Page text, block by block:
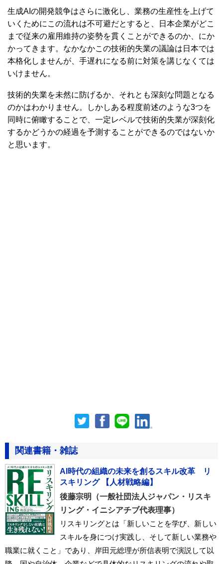
生成AIの開発競争はさらに激化し、業務の生産性を上げて
いくためにこの流れは不可避だとすると、日本企業がどこ
まで従来の雇用維持の姿勢を貫くことができるのか、にか
かってきます。なかなかこの技術的失業の議論は日本では
本格化しませんが、手遅れになる前に対策を講じなくては
いけません。
技術的失業を未然に防げるか、それとも深刻な問題となる
のかはわかりません。しかしある程度前述のような3つを
同時に俯瞰することで、一定レベルで技術的失業が深刻化
するかどうかの経過を予測することができるのではないか
と思います。
関連書籍・雑誌
AI時代の組織の未来を創るスキル改革 リ
スキリング 【人材戦略編】
後藤宗明（一般社団法人ジャパン・リスキ
リング・イニシアチブ代表理事）
リスキリングとは「新しいことを学び、新しい
スキルを身につけ実践し、そして新しい業務や
職業に就くこと」であり、岸田元総理が所信表明で演説して以